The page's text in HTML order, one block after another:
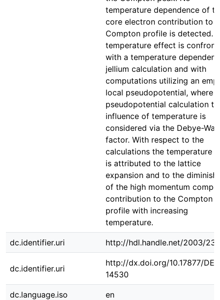
temperature dependence of
core electron contribution to
Compton profile is detected.
temperature effect is
with a temperature dependent
jellium calculation and with
computations utilizing an
local pseudopotential, where
pseudopotential calculation
influence of temperature is
considered via the Debye-
factor. With respect to the
calculations the temperature
is attributed to the lattice
expansion and to the
of the high momentum
contribution to the Compton
profile with increasing
temperature.
dc.identifier.uri http://hdl.handle.net/2003/
dc.identifier.uri
http://dx.doi.org/10.17877/
14530
dc.language.iso en